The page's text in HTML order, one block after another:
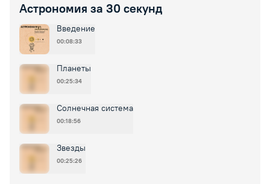
Астрономия за 30 секунд
Введение
00:08:33
Планеты
00:25:34
Солнечная система
00:18:56
Звезды
00:25:26